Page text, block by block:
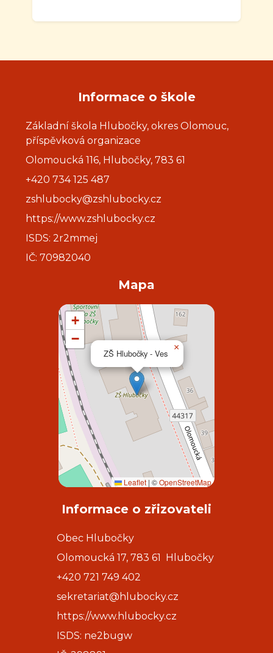
Informace o škole
Základní škola Hlubočky, okres Olomouc,
příspěvková organizace
Olomoucká 116, Hlubočky, 783 61
+420 734 125 487
zshlubocky@zshlubocky.cz
https://www.zshlubocky.cz
ISDS: 2r2mmej
IČ: 70982040
Mapa
ZŠ Hlubočky - Ves
×
+
−
Leaflet | ©OpenStreetMap
Informace o zřizovateli
Obec Hlubočky
Olomoucká 17, 783 61 Hlubočky
+420 721 749 402
sekretariat@hlubocky.cz
https://www.hlubocky.cz
ISDS: ne2bugw